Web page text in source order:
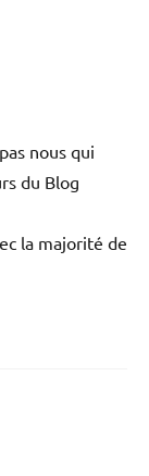
nous qui
du Blog
la majorité de